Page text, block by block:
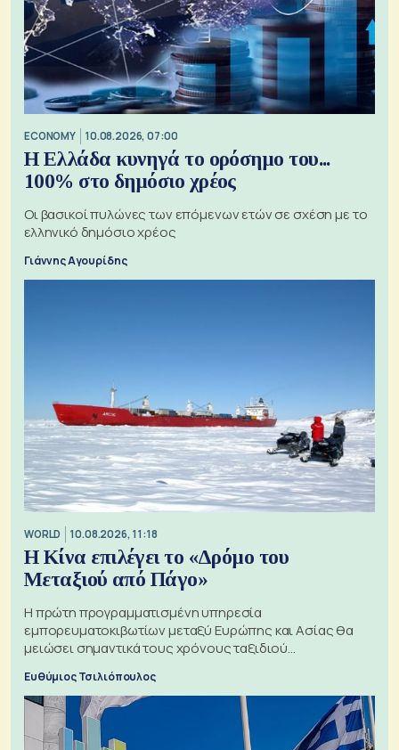
ECONOMY 10.08.2026, 07:00
Η Ελλάδα κυνηγά το ορόσημο του...
100% στο δημόσιο χρέος
Οι βασικοί πυλώνες των επόμενων ετών σε σχέση με το
ελληνικό δημόσιο χρέος
Γιάννης Αγουρίδης
WORLD 10.08.2026, 11:18
Η Κίνα επιλέγει το «Δρόμο του
Μεταξιού από Πάγο»
Η πρώτη προγραμματισμένη υπηρεσία
εμπορευματοκιβωτίων μεταξύ Ευρώπης και Ασίας θα
μειώσει σημαντικά τους χρόνους ταξιδιού
χρησιμοποιώντας την Αρκτική ως πλωτή οδό
Ευθύμιος Τσιλιόπουλος